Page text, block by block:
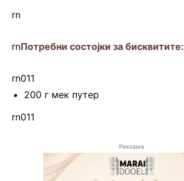
rn
rnПотребни состојки за бисквитите:
rn011
200 г мек путер
rn011
Реклама